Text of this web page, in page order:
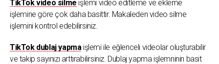
TikTok video silme işlemi video editleme ve ekleme
işlemine göre çok daha basittir. Makaleden video silme
işlemini kontrol edebilirsiniz.
TikTok dublaj yapmaişlemi ile eğlenceli videolar oluşturabilir
ve takip sayınızı arttırabilirsiniz. Dublaj yapma işlemninin basit